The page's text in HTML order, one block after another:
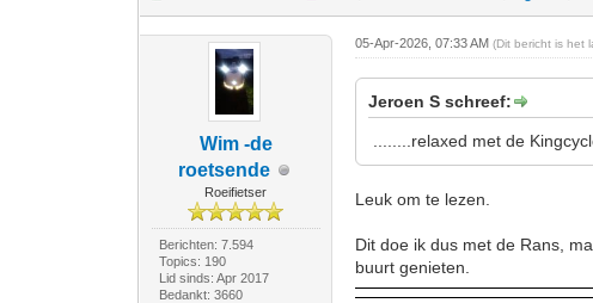
Wim -de
roetsende
Roeifietser
Berichten: 7.594
Topics: 190
Lid sinds: Apr 2017
Bedankt: 3660
05-Apr-2026, 07:33 AM(Dit bericht is het
Jeroen S schreef:
........relaxed met de
Leuk om te lezen.
Dit doe ik dus met de Rans,
buurt genieten.